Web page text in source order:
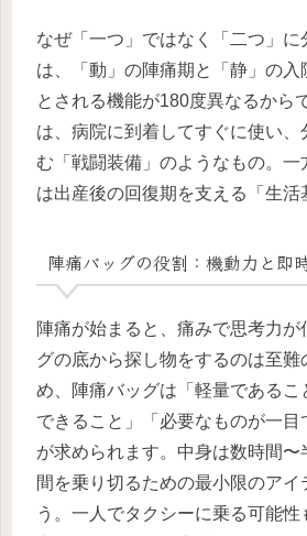
なぜ「一つ」ではなく「二つ」に
は、「動」の陣痛期と「静」の入
とされる機能が180度異なるから
は、病院に到着してすぐに使い、
む「戦闘装備」のようなもの。一
は出産後の回復期を支える「生活
陣痛バッグの役割：機動力と即
陣痛が始まると、痛みで思考力が
グの底から探し物をするのは至難
め、陣痛バッグは「軽量であるこ
できること」「必要なものが一目
が求められます。中身は数時間〜
間を乗り切るための最小限のアイ
う。一人でタクシーに乗る可能